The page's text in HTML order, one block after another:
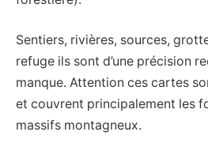
Sentiers, rivières, sources,
refuge ils sont d’une précision
manque. Attention ces cartes
et couvrent principalement les
massifs montagneux.